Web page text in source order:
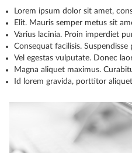
Lorem ipsum dolor sit amet,
Elit. Mauris semper metus sit
Varius lacinia. Proin imperdiet
Consequat facilisis.
Vel egestas vulputate. Donec
Magna aliquet maximus.
Id lorem gravida, porttitor